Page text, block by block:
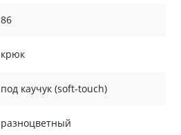
86
крюк
под каучук (soft-touch)
разноцветный